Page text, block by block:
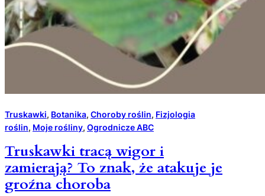
Truskawki, Botanika, Choroby roślin, Fizjologia
roślin, Moje rośliny, Ogrodnicze ABC
Truskawki tracą wigor i
zamierają? To znak, że atakuje je
groźna choroba